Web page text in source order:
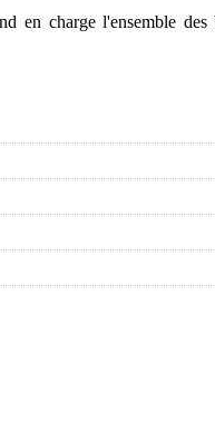
en charge l'ensemble